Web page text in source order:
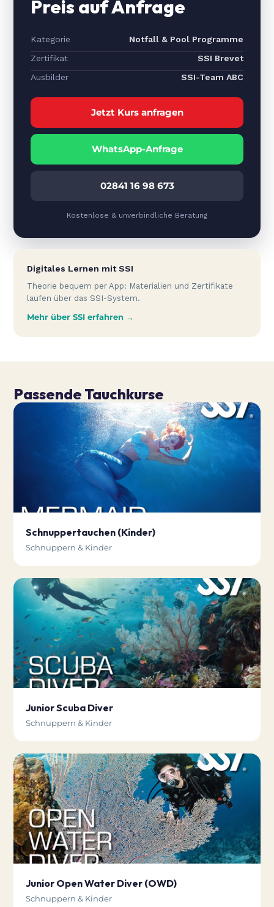
Preis auf Anfrage
Kategorie
Notfall & Pool Programme
Zertifikat
SSI Brevet
Ausbilder
SSI-Team ABC
Jetzt Kurs anfragen
WhatsApp-Anfrage
02841 16 98 673
Kostenlose & unverbindliche Beratung
Digitales Lernen mit SSI
Theorie bequem per App: Materialien und Zertifikate
laufen über das SSI-System.
Mehr über SSI erfahren →
Passende Tauchkurse
Schnuppertauchen (Kinder)
Schnuppern & Kinder
Junior Scuba Diver
Schnuppern & Kinder
Junior Open Water Diver (OWD)
Schnuppern & Kinder